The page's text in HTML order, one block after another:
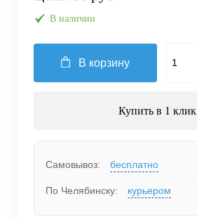
В наличии
В корзину
Купить в 1 клик
Самовывоз: бесплатно
По Челябинску: курьером